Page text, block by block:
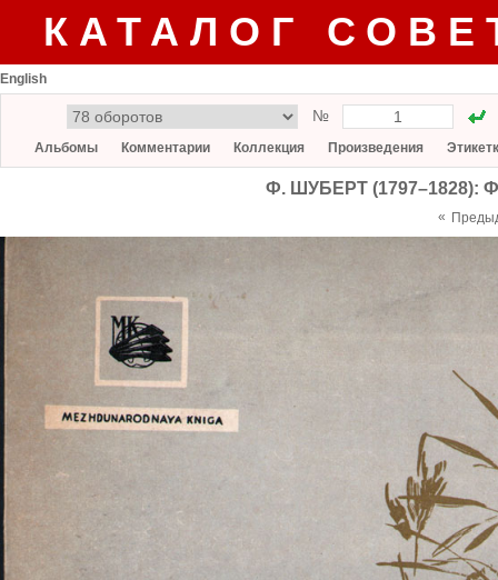
КАТАЛОГ
English
№
Альбомы Комментарии Коллекция Произведения
Ф. ШУБЕРТ (1797–1828):
«